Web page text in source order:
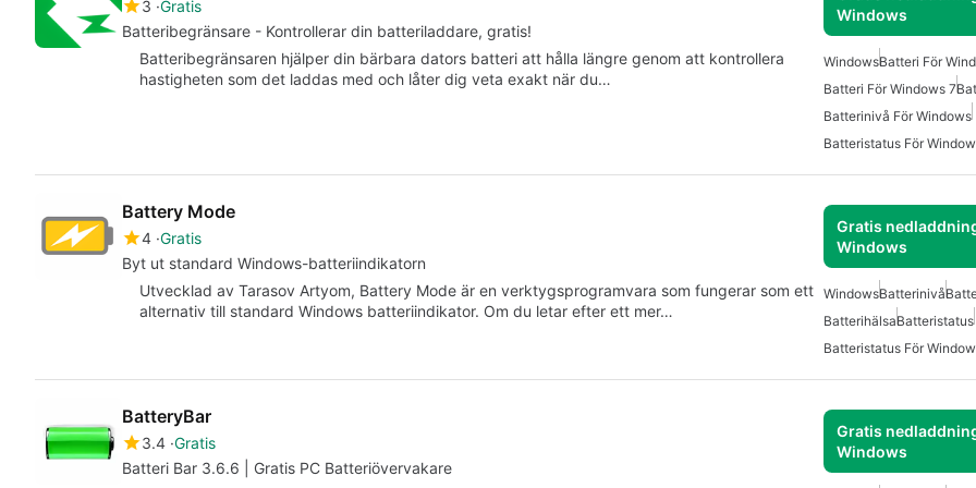
3 Gratis
Batteribegränsare - Kontrollerar din batteriladdare, gratis!
Windows
Batteribegränsaren hjälper din bärbara dators batteri att hålla längre genom att kontrollera
hastigheten som det laddas med och låter dig veta exakt när du…
WindowsBatteri För
Batteri För Windows 7
Batterinivå För Windows
Batteristatus För
Battery Mode
4 Gratis
Byt ut standard Windows-batteriindikatorn
Gratis
Windows
Utvecklad av Tarasov Artyom, Battery Mode är en verktygsprogramvara som fungerar som ett
alternativ till standard Windows batteriindikator. Om du letar efter ett mer…
WindowsBatterinivå
BatterihälsaBatteristatus
Batteristatus För
BatteryBar
3.4 Gratis
Batteri Bar 3.6.6 | Gratis PC Batteriövervakare
Gratis
Windows